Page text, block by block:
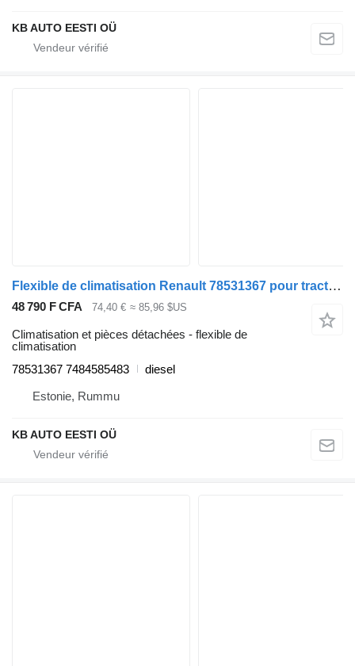
KB AUTO EESTI OÜ
Flexible de climatisation Renault 78531367 pour tracteur routier Renault T (2013-)
48 790 F CFA 74,40 € ≈ 85,96 $US
Climatisation et pièces détachées - flexible de
climatisation
78531367 7484585483
diesel
Estonie, Rummu
KB AUTO EESTI OÜ